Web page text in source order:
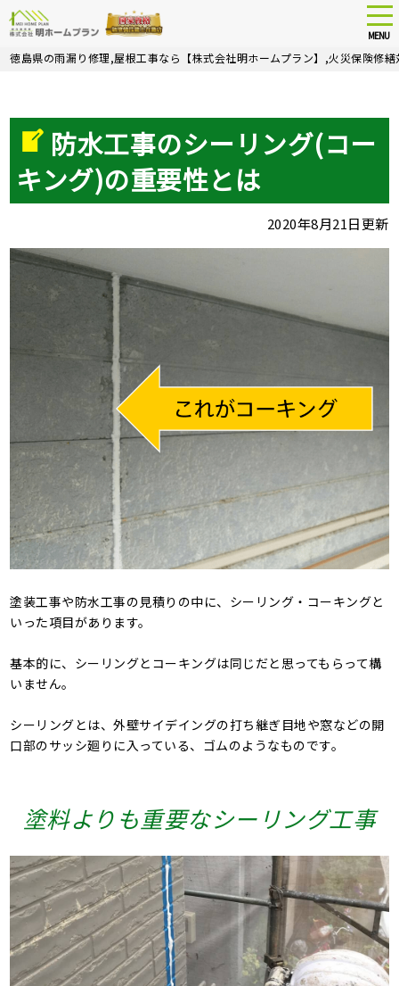
Skip
MENU
徳島県の雨漏り修理,屋根工事なら【株式会社明ホームプラン】,火災保険修繕
防水工事のシーリング(コー
キング)の重要性とは
2020年8月21日更新
塗装工事や防水工事の見積りの中に、シーリング・コーキングと
いった項目があります。
基本的に、シーリングとコーキングは同じだと思ってもらって構
いません。
シーリングとは、外壁サイデイングの打ち継ぎ目地や窓などの開
口部のサッシ廻りに入っている、ゴムのようなものです。
塗料よりも重要なシーリング工事